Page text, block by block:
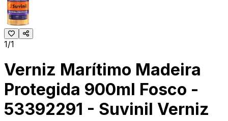
1/1
Verniz Marítimo Madeira
Protegida 900ml Fosco -
53392291 - Suvinil Verniz